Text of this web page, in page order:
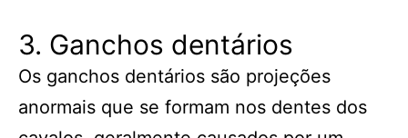
3. Ganchos dentários
Os ganchos dentários são projeções
anormais que se formam nos dentes dos